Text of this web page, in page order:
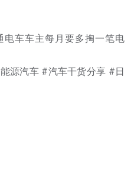
电车车主每月要多掏一笔电
源汽车 #汽车干货分享 #日